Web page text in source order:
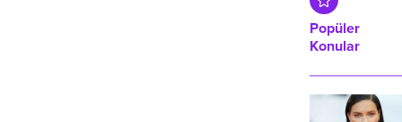
Popüler
Konular